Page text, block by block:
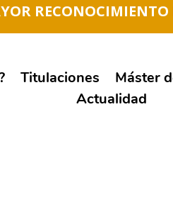
Titulaciones Máster
Actualidad